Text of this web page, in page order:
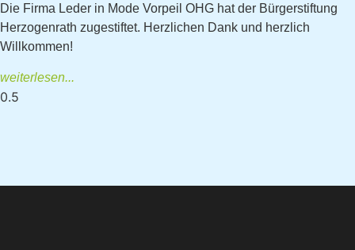
Die Firma Leder in Mode Vorpeil OHG hat der Bürgerstiftung
Herzogenrath zugestiftet. Herzlichen Dank und herzlich
Willkommen!
weiterlesen...